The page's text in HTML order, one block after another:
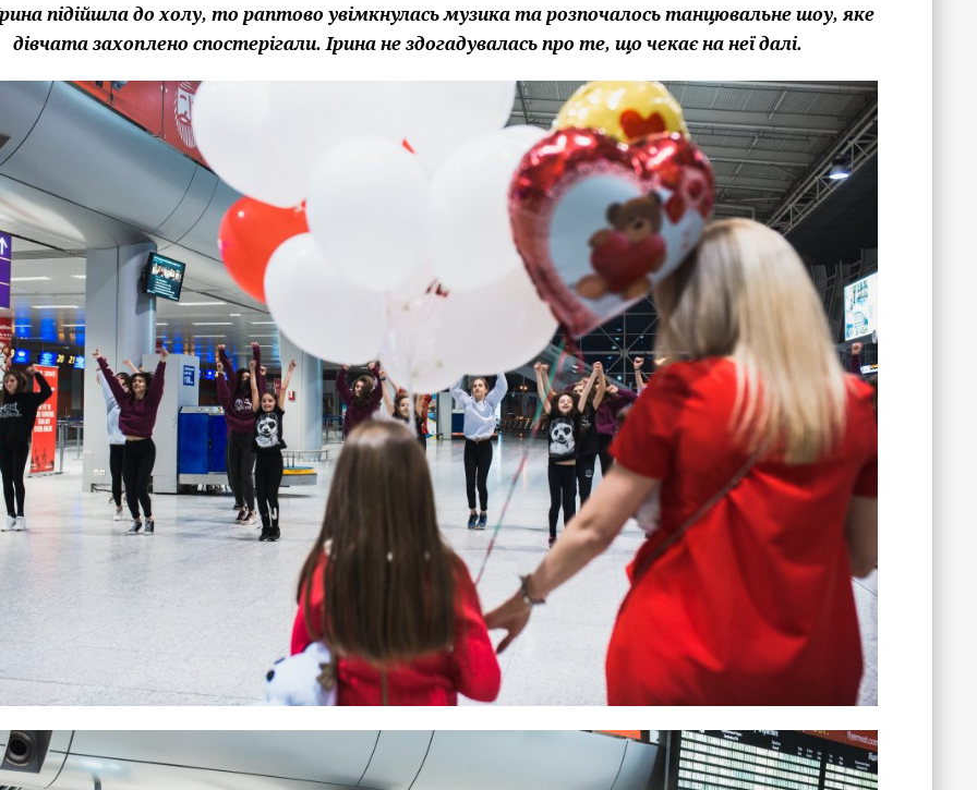
підійшла до холу, то раптово увімкнулась музика та розпочалось танцювальне шоу, яке
дівчата захоплено спостерігали. Ірина не здогадувалась про те, що чекає на неї далі.